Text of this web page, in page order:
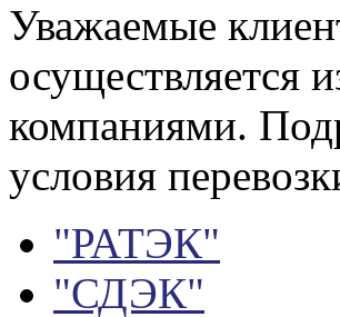
Уважаемые
осуществляется
компаниями.
условия
"РАТЭК"
"СДЭК"